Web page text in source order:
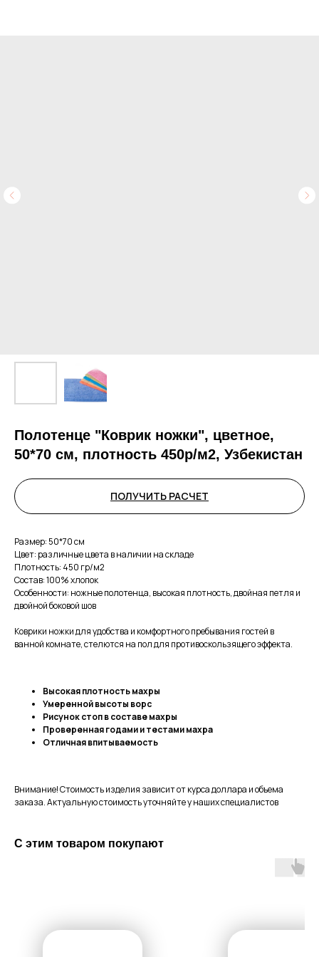
Полотенце "Коврик ножки", цветное,
50*70 см, плотность 450р/м2, Узбекистан
ПОЛУЧИТЬ РАСЧЕТ
Размер: 50*70 см
Цвет: различные цвета в наличии на складе
Плотность: 450 гр/м2
Состав: 100% хлопок
Особенности: ножные полотенца, высокая плотность, двойная петля и
двойной боковой шов
Коврики ножки для удобства и комфортного пребывания гостей в
ванной комнате, стелются на пол для противоскользящего эффекта.
Высокая плотность махры
Умеренной высоты ворс
Рисунок стоп в составе махры
Проверенная годами и тестами махра
Отличная впитываемость
Внимание! Стоимость изделия зависит от курса доллара и объема
заказа. Актуальную стоимость уточняйте у наших специалистов
С этим товаром покупают